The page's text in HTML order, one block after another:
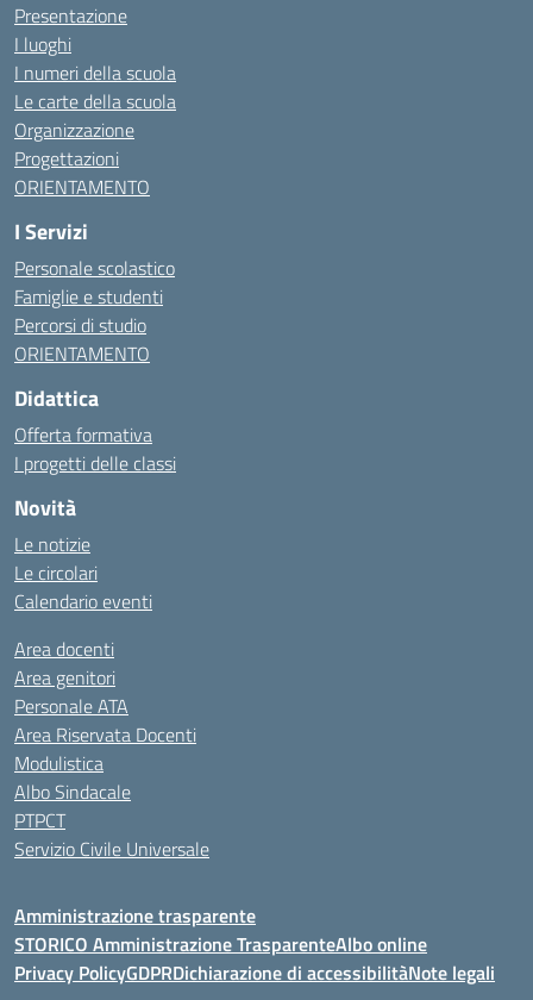
Presentazione
I luoghi
I numeri della scuola
Le carte della scuola
Organizzazione
Progettazioni
ORIENTAMENTO
I Servizi
Personale scolastico
Famiglie e studenti
Percorsi di studio
ORIENTAMENTO
Didattica
Offerta formativa
I progetti delle classi
Novità
Le notizie
Le circolari
Calendario eventi
Area docenti
Area genitori
Personale ATA
Area Riservata Docenti
Modulistica
Albo Sindacale
PTPCT
Servizio Civile Universale
Amministrazione trasparente
STORICO Amministrazione TrasparenteAlbo online
Privacy PolicyGDPRDichiarazione di accessibilitàNote legali